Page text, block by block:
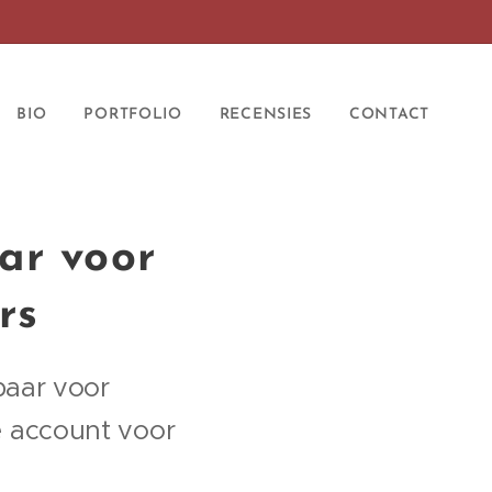
BIO PORTFOLIO RECENSIES CONTACT
voor
voor
account voor